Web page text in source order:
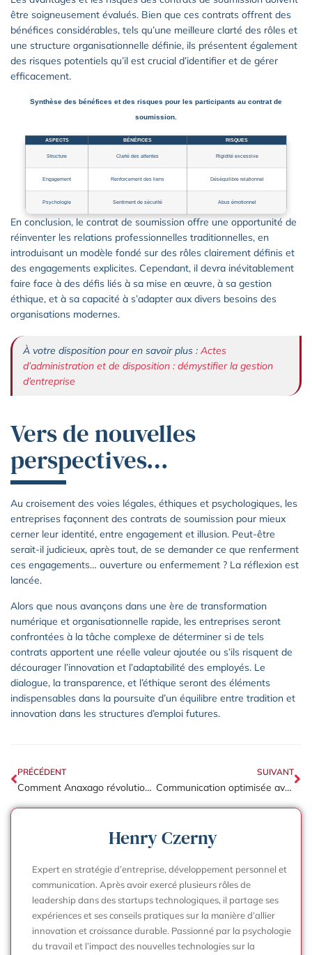
être soigneusement évalués. Bien que ces contrats offrent des
bénéfices considérables, tels qu’une meilleure clarté des rôles et
une structure organisationnelle définie, ils présentent également
des risques potentiels qu’il est crucial d’identifier et de gérer
efficacement.
Synthèse des bénéfices et des risques pour les participants au contrat de
soumission.
ASPECTS BÉNÉFICES RISQUES
Structure Clarté des attentes Rigidité excessive
Engagement Renforcement des liens Déséquilibre relationnel
Psychologie Sentiment de sécurité Abus émotionnel
En conclusion, le contrat de soumission offre une opportunité de
réinventer les relations professionnelles traditionnelles, en
introduisant un modèle fondé sur des rôles clairement définis et
des engagements explicites. Cependant, il devra inévitablement
faire face à des défis liés à sa mise en œuvre, à sa gestion
éthique, et à sa capacité à s’adapter aux divers besoins des
organisations modernes.
À votre disposition pour en savoir plus : Actes
d’administration et de disposition : démystifier la gestion
d’entreprise
Vers de nouvelles
perspectives…
Au croisement des voies légales, éthiques et psychologiques, les
entreprises façonnent des contrats de soumission pour mieux
cerner leur identité, entre engagement et illusion. Peut-être
serait-il judicieux, après tout, de se demander ce que renferment
ces engagements… ouverture ou enfermement ? La réflexion est
lancée.
Alors que nous avançons dans une ère de transformation
numérique et organisationnelle rapide, les entreprises seront
confrontées à la tâche complexe de déterminer si de tels
contrats apportent une réelle valeur ajoutée ou s’ils risquent de
décourager l’innovation et l’adaptabilité des employés. Le
dialogue, la transparence, et l’éthique seront des éléments
indispensables dans la poursuite d’un équilibre entre tradition et
innovation dans les structures d’emploi futures.
PRÉCÉDENT
Comment Anaxago révolutionne l’investissement en PME et immobilier
SUIVANT
Communication optimisée avec Sogo Lille : boostez votre productivité académique
Henry Czerny
Expert en stratégie d’entreprise, développement personnel et
communication. Après avoir exercé plusieurs rôles de
leadership dans des startups technologiques, il partage ses
expériences et ses conseils pratiques sur la manière d’allier
innovation et croissance durable. Passionné par la psychologie
du travail et l’impact des nouvelles technologies sur la